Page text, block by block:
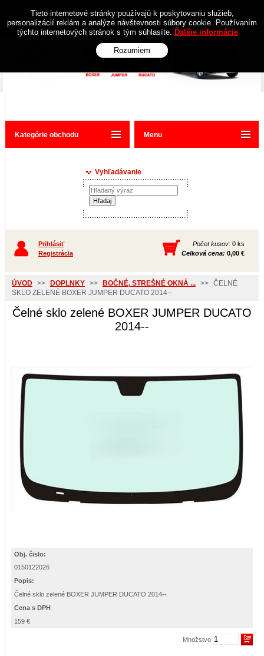
Kategórie obchodu
Vyhľadávanie
Prihlásiť
Registrácia
Počet kusov: 0 ks
Celková cena: 0,00 €
ÚVOD >> DOPLNKY >> BOČNÉ, STREŠNÉ OKNÁ ... >> ČELNÉ
SKLO ZELENÉ BOXER JUMPER DUCATO 2014--
Čelné sklo zelené BOXER JUMPER DUCATO
2014--
Obj. čislo:
0150122026
Popis:
Čelné sklo zelené BOXER JUMPER DUCATO 2014--
Cena s DPH
159 €
Množstvo
Menu
Tieto internetové stránky používajú k poskytovaniu služieb,
personalizácií reklám a analýze návštevnosti súbory cookie. Používaním
týchto internetových stránok s tým súhlasíte. Ďalšie informácie
Rozumiem